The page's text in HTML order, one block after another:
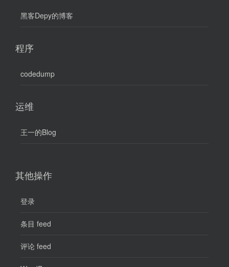
黑客Depy的博客
程序
codedump
运维
王一的Blog
其他操作
登录
条目 feed
评论 feed